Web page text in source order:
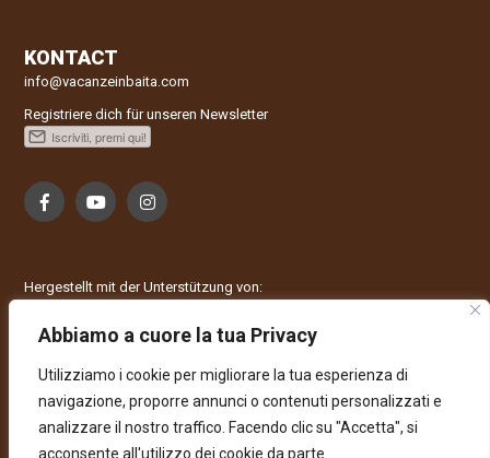
Abbiamo a cuore la tua Privacy
Utilizziamo i cookie per migliorare la tua esperienza di
navigazione, proporre annunci o contenuti personalizzati e
analizzare il nostro traffico. Facendo clic su "Accetta", si
acconsente all'utilizzo dei cookie da parte
KONTACT
info@vacanzeinbaita.com
Registriere dich für unseren Newsletter
Hergestellt mit der Unterstützung von: